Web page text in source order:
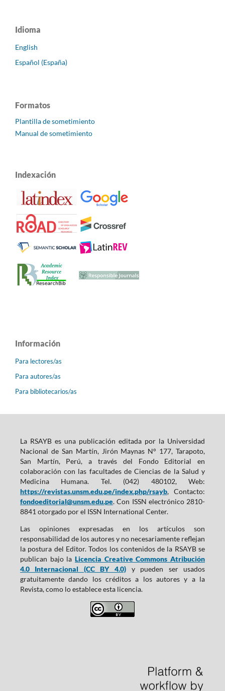
Idioma
English
Español (España)
Formatos
Plantilla de sometimiento
Manual de sometimiento
Indexación
Información
Para lectores/as
Para autores/as
Para bibliotecarios/as
La RSAYB es una publicación editada por la Universidad
Nacional de San Martín, Jirón Maynas N° 177, Tarapoto,
San Martín, Perú, a través del Fondo Editorial en
colaboración con las facultades de Ciencias de la Salud y
Medicina Humana. Tel. (042) 480102, Web:
https://revistas.unsm.edu.pe/index.php/rsayb, Contacto:
fondoeditorial@unsm.edu.pe. Con ISSN electrónico 2810-
8841 otorgado por el ISSN International Center.
Las opiniones expresadas en los artículos son
responsabilidad de los autores y no necesariamente reflejan
la postura del Editor. Todos los contenidos de la RSAYB se
publican bajo la Licencia Creative Commons Atribución
4.0 Internacional (CC BY 4.0) y pueden ser usados
gratuitamente dando los créditos a los autores y a la
Revista, como lo establece esta licencia.